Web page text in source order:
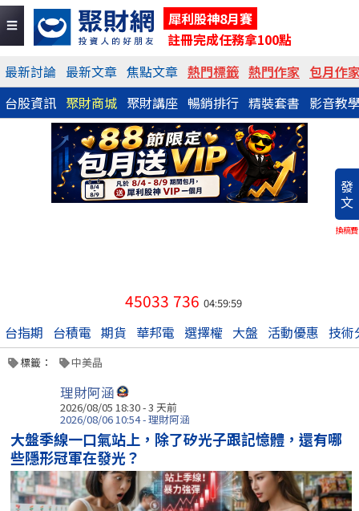
犀利股神8月賽
註冊完成任務拿100點
最新討論 最新文章 焦點文章 熱門標籤 熱門作家 包月作
台股資訊 聚財商城 聚財講座 暢銷排行 精裝套書 影音教
發
文
換稿費
45033 736 04:59:59
台指期 台積電 期貨 華邦電 選擇權 大盤 活動優惠 技術
標籤： 中美晶
理財阿涵
2026/08/05 18:30 - 3 天前
2026/08/06 10:54 - 理財阿涵
大盤季線一口氣站上，除了矽光子跟記憶體，還有哪
些隱形冠軍在發光？